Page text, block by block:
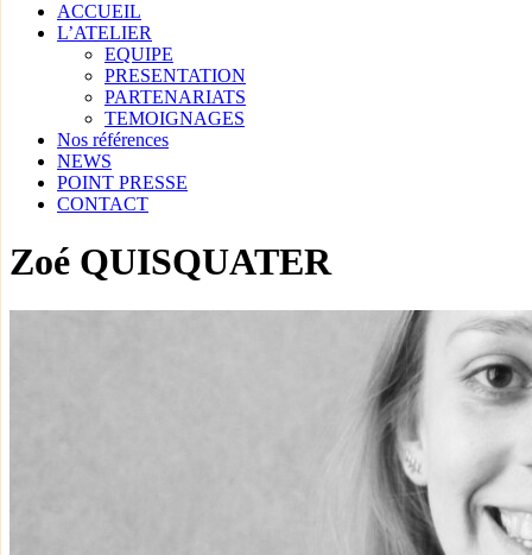
ACCUEIL
L’ATELIER
EQUIPE
PRESENTATION
PARTENARIATS
TEMOIGNAGES
Nos références
NEWS
POINT PRESSE
CONTACT
Zoé QUISQUATER